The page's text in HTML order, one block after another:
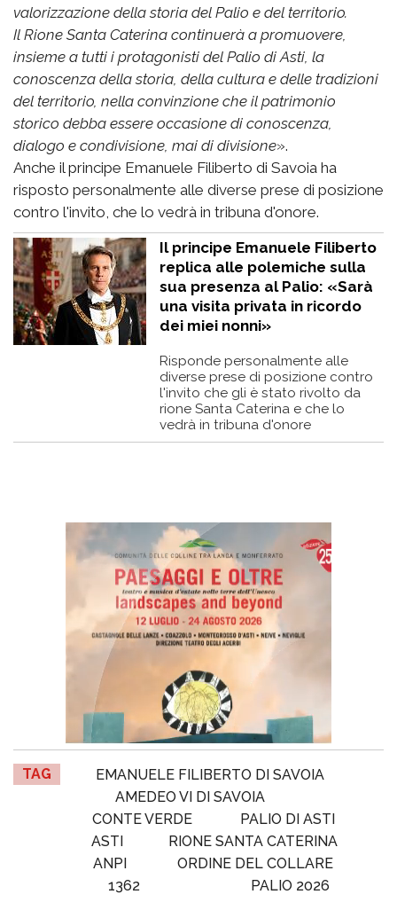
valorizzazione della storia del Palio e del territorio.
Il Rione Santa Caterina continuerà a promuovere,
insieme a tutti i protagonisti del Palio di Asti, la
conoscenza della storia, della cultura e delle tradizioni
del territorio, nella convinzione che il patrimonio
storico debba essere occasione di conoscenza,
dialogo e condivisione, mai di divisione».
Anche il principe Emanuele Filiberto di Savoia ha
risposto personalmente alle diverse prese di posizione
contro l'invito, che lo vedrà in tribuna d'onore.
Il principe Emanuele Filiberto
replica alle polemiche sulla
sua presenza al Palio: «Sarà
una visita privata in ricordo
dei miei nonni»
Risponde personalmente alle
diverse prese di posizione contro
l'invito che gli è stato rivolto da
rione Santa Caterina e che lo
vedrà in tribuna d'onore
TAG
EMANUELE FILIBERTO DI SAVOIA
AMEDEO VI DI SAVOIA
CONTE VERDE
PALIO DI ASTI
ASTI
RIONE SANTA CATERINA
ANPI
ORDINE DEL COLLARE
1362
PALIO 2026